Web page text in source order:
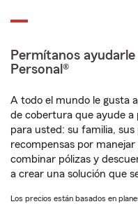
Permítanos
Personal®
A todo el mundo le gusta
de cobertura que ayude
para usted: su familia,
recompensas por
combinar pólizas y
a crear una solución que
Los precios están basados en